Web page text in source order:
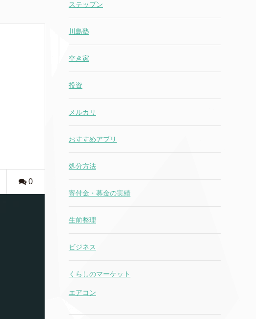
0
ステップン
川島塾
空き家
投資
メルカリ
おすすめアプリ
処分方法
寄付金・募金の実績
生前整理
ビジネス
くらしのマーケット
エアコン